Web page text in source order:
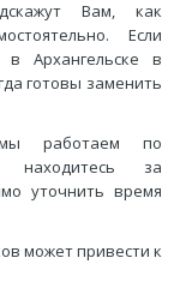
Вам, как
Если
Архангельске в
готовы заменить
работаем по
находитесь за
уточнить время
может привести к